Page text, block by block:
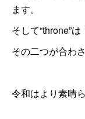
ます。
そして“throne”
その二つが合わ
令和はより素晴